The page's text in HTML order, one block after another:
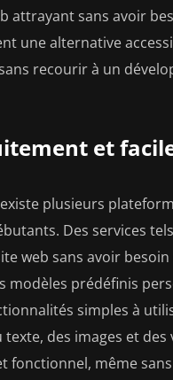
attrayant sans avoir
une alternative
recourir à un
et
plusieurs
Des services
web sans avoir
modèles prédéfinis
simples à
des images et des
fonctionnel, même